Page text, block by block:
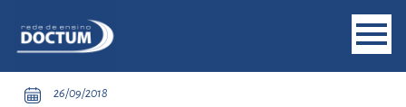
26/09/2018